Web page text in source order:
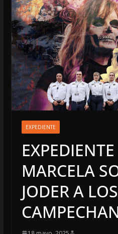
EXPEDIENTE
MARCELA
JODER A LOS